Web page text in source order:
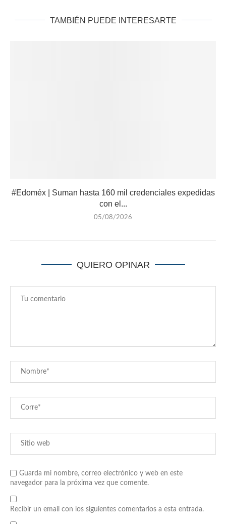
TAMBIÉN PUEDE INTERESARTE
#Edoméx | Suman hasta 160 mil credenciales expedidas
con el...
05/08/2026
QUIERO OPINAR
Guarda mi nombre, correo electrónico y web en este
navegador para la próxima vez que comente.
Recibir un email con los siguientes comentarios a esta entrada.